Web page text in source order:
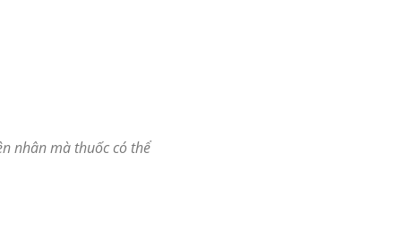
nhân mà thuốc có thể